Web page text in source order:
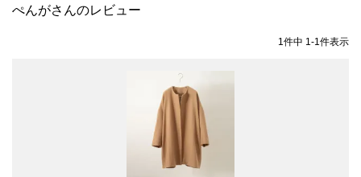
ぺんがさんのレビュー
1件中 1-1件表示